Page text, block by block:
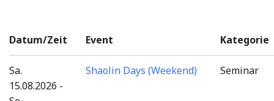
Datum/Zeit Event Kategorie
Sa.
15.08.2026 -
Shaolin Days (Weekend) Seminar